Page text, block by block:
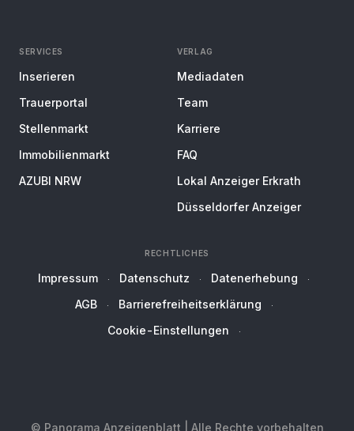
SERVICES
Inserieren
Trauerportal
Stellenmarkt
Immobilienmarkt
AZUBI NRW
VERLAG
Mediadaten
Team
Karriere
FAQ
Lokal Anzeiger Erkrath
Düsseldorfer Anzeiger
RECHTLICHES
Impressum Datenschutz
Datenerhebung
AGB
Barrierefreiheitserklärung
Cookie-Einstellungen
© Panorama Anzeigenblatt | Alle Rechte vorbehalten